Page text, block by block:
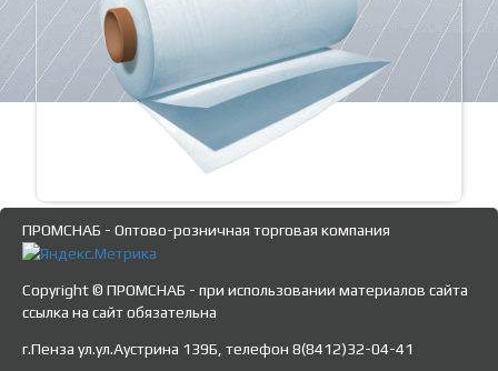
ПРОМСНАБ - Оптово-розничная торговая компания
Copyright © ПРОМСНАБ - при использовании материалов сайта
ссылка на сайт обязательна
г.Пенза ул.ул.Аустрина 139Б, телефон 8(8412)32-04-41